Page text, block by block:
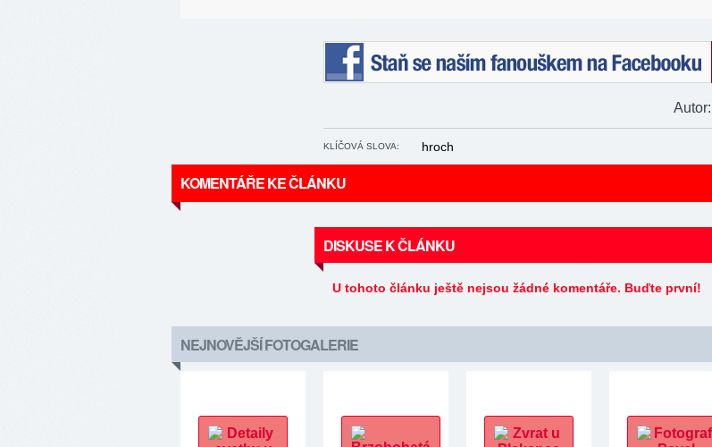
Autor:
KLÍČOVÁ SLOVA: hroch
KOMENTÁŘE KE ČLÁNKU
DISKUSE K ČLÁNKU
U tohoto článku ještě nejsou žádné komentáře. Buďte první!
NEJNOVĚJŠÍ FOTOGALERIE